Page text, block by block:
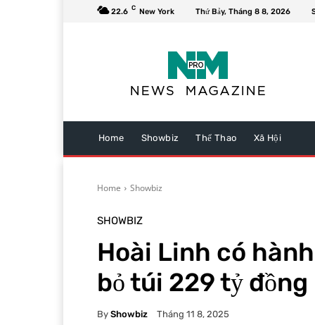
22.6 C New York Thứ Bảy, Tháng 8 8, 2026
Home Showbiz Thể Thao Xã Hội
Home Showbiz
SHOWBIZ
Hoài Linh có
bỏ túi 229 tỷ đồng
By Showbiz Tháng 11 8, 2025